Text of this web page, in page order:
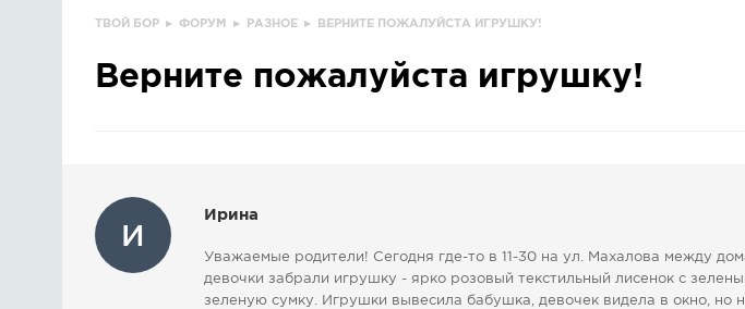
ТВОЙ БОР ▸ ФОРУМ ▸ РАЗНОЕ ▸ ВЕРНИТЕ ПОЖАЛУЙСТА ИГРУШКУ!
Верните пожалуйста игрушку!
И
Ирина
Уважаемые родители! Сегодня где-то в 11-30 на ул. Махалова между
девочки забрали игрушку - ярко розовый текстильный лисенок с
зеленую сумку. Игрушки вывесила бабушка, девочек видела в окно, но